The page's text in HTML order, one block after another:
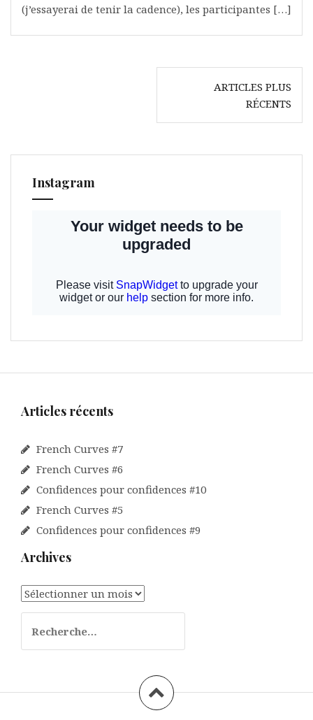
(j’essayerai de tenir la cadence), les participantes […]
ARTICLES PLUS
RÉCENTS
Instagram
Articles récents
French Curves #7
French Curves #6
Confidences pour confidences #10
French Curves #5
Confidences pour confidences #9
Archives
Archives